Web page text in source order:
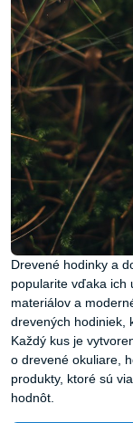
Drevené hodinky a
popularite vďaka ich
materiálov a
drevených hodiniek,
Každý kus je
o drevené okuliare,
produkty, ktoré sú
hodnôt.